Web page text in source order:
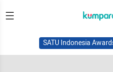
SATU Indonesia